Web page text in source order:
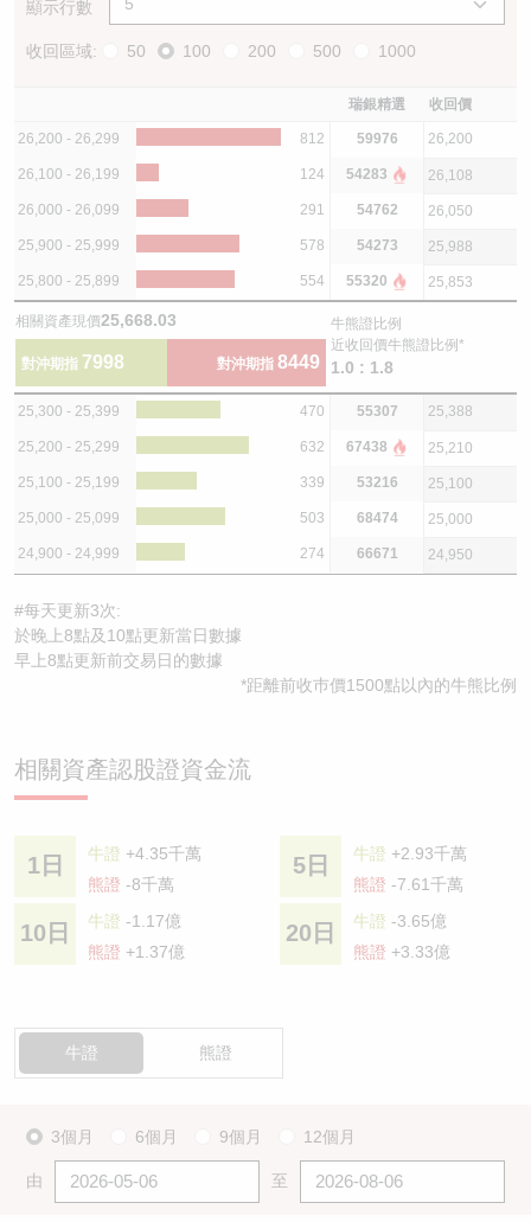
顯示行數
收回區域: 50 100 200 500 1000
瑞銀精選 收回價
26,200 - 26,299 812 59976 26,200
26,100 - 26,199 124 54283 26,108
26,000 - 26,099 291 54762 26,050
25,900 - 25,999 578 54273 25,988
25,800 - 25,899 554 55320 25,853
相關資產現價25,668.03
對沖期指 7998 對沖期指 8449
牛熊證比例
近收回價牛熊證比例*
1.0 : 1.8
25,300 - 25,399 470 55307 25,388
25,200 - 25,299 632 67438 25,210
25,100 - 25,199 339 53216 25,100
25,000 - 25,099 503 68474 25,000
24,900 - 24,999 274 66671 24,950
#每天更新3次:
於晚上8點及10點更新當日數據
早上8點更新前交易日的數據
*距離前收巿價1500點以內的牛熊比例
相關資產認股證資金流
1日 牛證 +4.35千萬
熊證 -8千萬
5日 牛證 +2.93千萬
熊證 -7.61千萬
10日 牛證 -1.17億
熊證 +1.37億
20日 牛證 -3.65億
熊證 +3.33億
牛證 熊證
3個月 6個月 9個月 12個月
由 至